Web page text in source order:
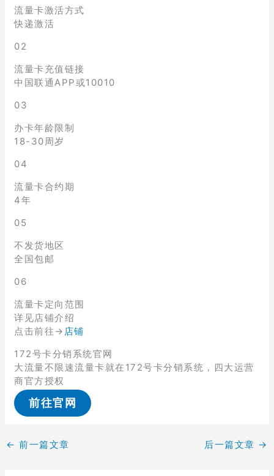
流量卡激活方式
快递激活
02
流量卡充值链接
中国联通APP或10010
03
办卡年龄限制
18-30周岁
04
流量卡合约期
4年
05
不发货地区
全国包邮
06
流量卡定向范围
详见店铺介绍
点击前往→ 店铺
172号卡分销系统官网
大流量不限速流量卡就在172号卡分销系统，四大运营
商官方授权
前往官网
← 前一篇文章 后一篇文章 →